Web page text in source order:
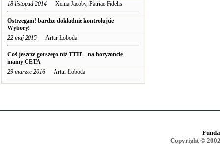
18 listopad 2014 Xenia Jacoby, Patriae Fidelis
Ostrzegam! bardzo dokładnie kontrolujcie
Wybory!
22 maj 2015 Artur Łoboda
Coś jeszcze gorszego niż TTIP – na horyzoncie
mamy CETA
29 marzec 2016 Artur Łoboda
Copyright ©